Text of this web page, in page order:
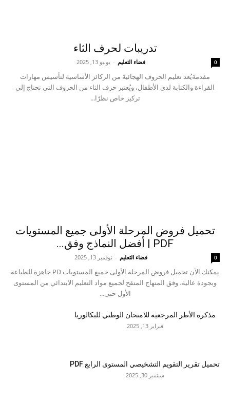
تدريبات لحرف الثاء
فضاء التعليم - يونيو 13, 2025 0
مقدمةيُعد تعليم الحروف الهجائية من الركائز الأساسية لتأسيس مهارات
القراءة والكتابة لدى الأطفال، ويُعتبر حرف الثاء من الحروف التي تحتاج إلى
تركيز خاص نظرًا...
تحميل فروض المرحلة الأولى جميع المستويات
PDF | أفضل النماذج وفق...
فضاء التعليم - نوفمبر 13, 2025 0
يمكنك الآن تحميل فروض المرحلة الأولى جميع المستويات PD جاهزة للطباعة
وبجودة عالية، وفق المنهاج المنقح لجميع مواد التعليم الابتدائي من المستوى
الأول حتى...
مذكرة الأطر المرجعية للامتحان الوطني للبكالوريا
فبراير 13, 2025
تحميل تقرير التقويم التشخيصي المستوى الرابع PDF
سبتمبر 30, 2025